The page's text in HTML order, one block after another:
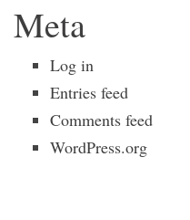
Meta
Log in
Entries feed
Comments feed
WordPress.org